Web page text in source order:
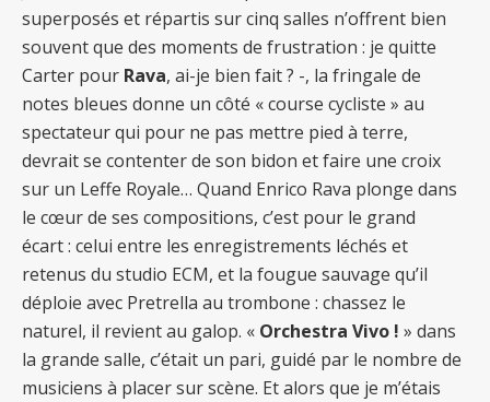
superposés et répartis sur cinq salles n’offrent bien
souvent que des moments de frustration : je quitte
Carter pour Rava, ai-je bien fait ? -, la fringale de
notes bleues donne un côté « course cycliste » au
spectateur qui pour ne pas mettre pied à terre,
devrait se contenter de son bidon et faire une croix
sur un Leffe Royale… Quand Enrico Rava plonge dans
le cœur de ses compositions, c’est pour le grand
écart : celui entre les enregistrements léchés et
retenus du studio ECM, et la fougue sauvage qu’il
déploie avec Pretrella au trombone : chassez le
naturel, il revient au galop. « Orchestra Vivo ! » dans
la grande salle, c’était un pari, guidé par le nombre de
musiciens à placer sur scène. Et alors que je m’étais